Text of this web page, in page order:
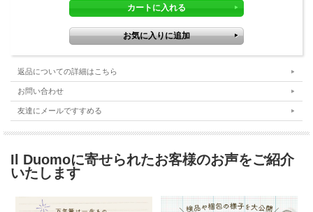
返品についての詳細はこちら
お問い合わせ
友達にメールですすめる
Il Duomoに寄せられたお客様のお声をご紹介
いたします